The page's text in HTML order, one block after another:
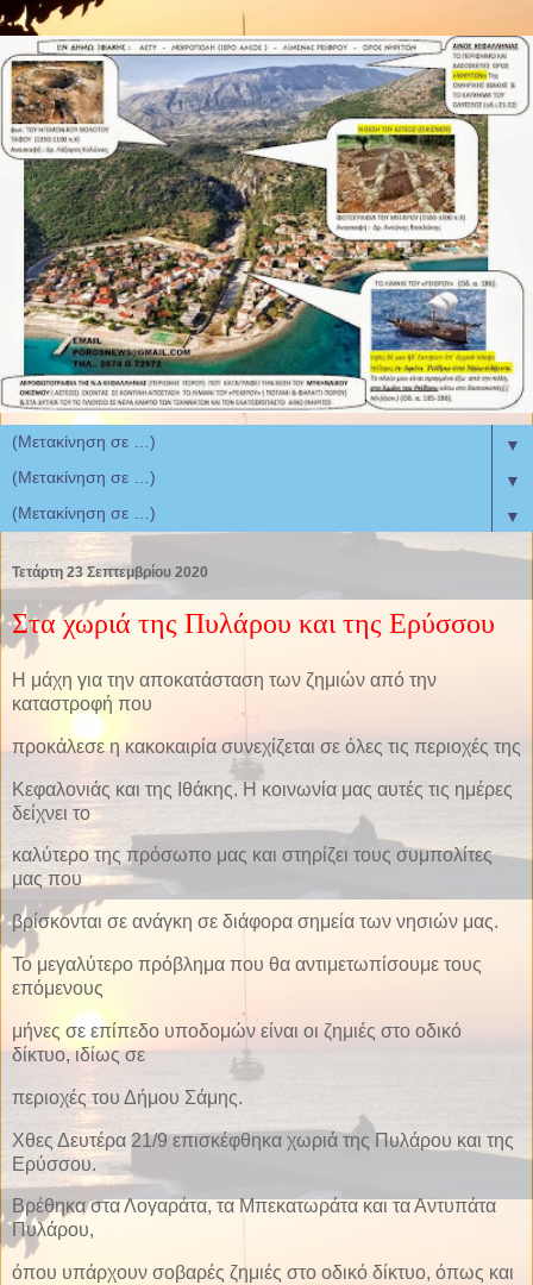
▼
▼
▼
Τετάρτη 23 Σεπτεμβρίου 2020
Στα χωριά της Πυλάρου και της Ερύσσου
Η μάχη για την αποκατάσταση των ζημιών από την
καταστροφή που
προκάλεσε η κακοκαιρία συνεχίζεται σε όλες τις περιοχές της
Κεφαλονιάς και της Ιθάκης. Η κοινωνία μας αυτές τις ημέρες
δείχνει το
καλύτερο της πρόσωπο μας και στηρίζει τους συμπολίτες
μας που
βρίσκονται σε ανάγκη σε διάφορα σημεία των νησιών μας.
Το μεγαλύτερο πρόβλημα που θα αντιμετωπίσουμε τους
επόμενους
μήνες σε επίπεδο υποδομών είναι οι ζημιές στο οδικό
δίκτυο, ιδίως σε
περιοχές του Δήμου Σάμης.
Χθες Δευτέρα 21/9 επισκέφθηκα χωριά της Πυλάρου και της
Ερύσσου.
Βρέθηκα στα Λογαράτα, τα Μπεκατωράτα και τα Αντυπάτα
Πυλάρου,
όπου υπάρχουν σοβαρές ζημιές στο οδικό δίκτυο, όπως και